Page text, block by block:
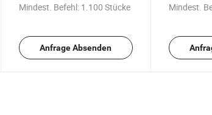
Mindest. Befehl: 1.100 Stücke
Anfrage Absenden
Mindest.